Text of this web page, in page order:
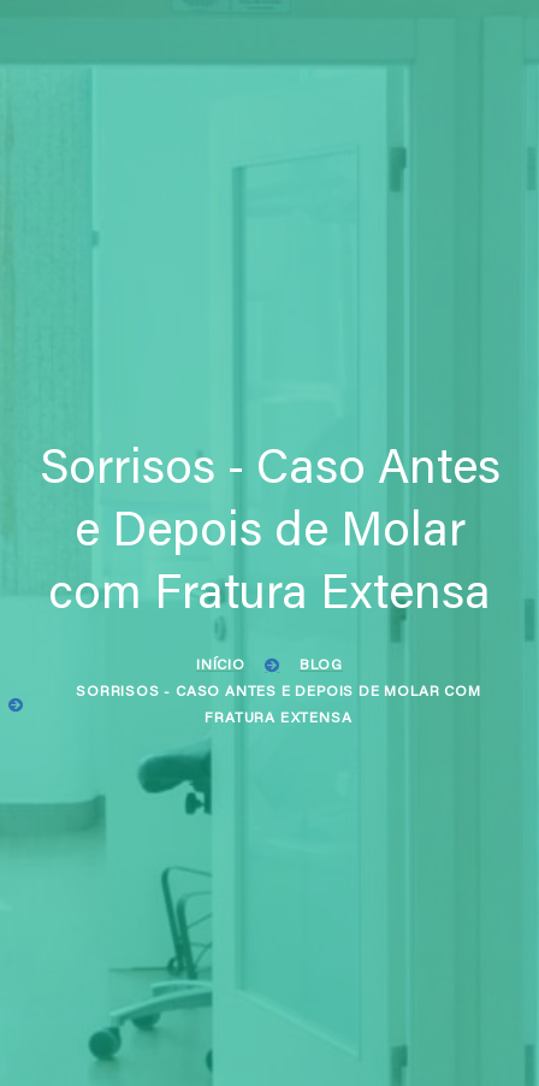
Sorrisos - Caso Antes
e Depois de Molar
com Fratura Extensa
INÍCIO
BLOG
SORRISOS - CASO ANTES E DEPOIS DE MOLAR COM
FRATURA EXTENSA